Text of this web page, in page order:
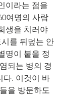
이라는 점을
여명의 사람
생을 치러야
를 뒤덮는 안
명이 붙을 정
되는 병의 경
다. 이것이 바
을 방문하도